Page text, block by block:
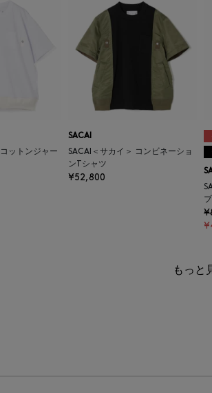
ットンジャー
SACAI
SACAI＜サカイ＞ コンビネーショ
ンTシャツ
¥52,800
もっと